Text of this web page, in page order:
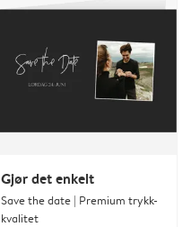
Gjør det enkelt
Save the date | Premium trykk-
kvalitet